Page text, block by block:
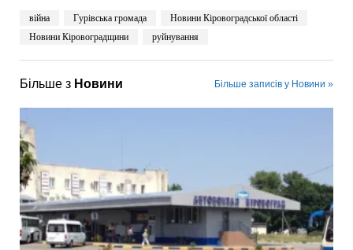
війна Гурівська громада
Новини Кіровоградської області
Новини Кіровоградщини
руйнування
Більше з Новини Більше записів у Новини »